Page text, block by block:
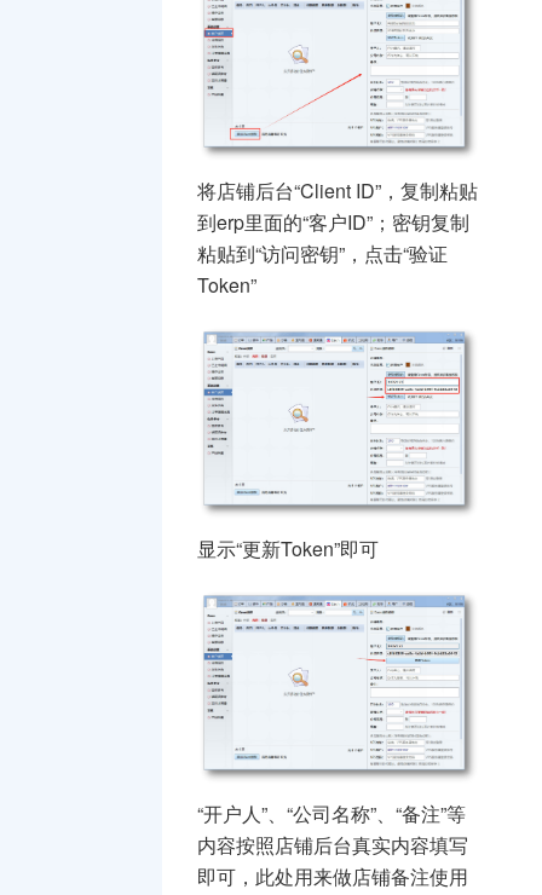
将店铺后台“Client ID”，复制粘贴
到erp里面的“客户ID”；密钥复制
粘贴到“访问密钥”，点击“验证
Token”
显示“更新Token”即可
“开户人”、“公司名称”、“备注”等
内容按照店铺后台真实内容填写
即可，此处用来做店铺备注使用